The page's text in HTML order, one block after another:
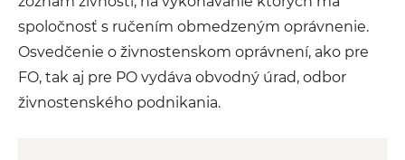
spoločnosť s ručením obmedzeným oprávnenie.
Osvedčenie o živnostenskom oprávnení, ako pre
FO, tak aj pre PO vydáva obvodný úrad, odbor
živnostenského podnikania.